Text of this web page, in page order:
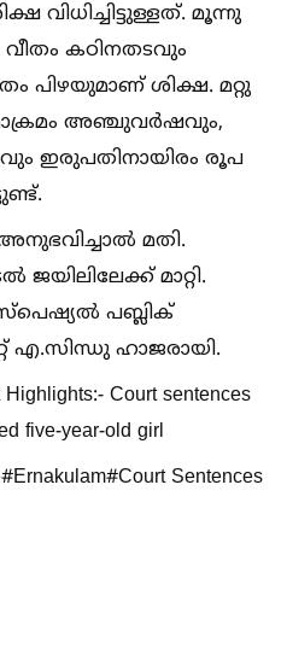
വിധിച്ചിട്ടുള്ളത്. മൂന്നു
കഠിനതടവും
പിഴയുമാണ് ശിക്ഷ. മറ്റു
അഞ്ചുവർഷവും,
ഇരുപതിനായിരം രൂപ
അനുഭവിച്ചാല്‍ മതി.
ജയിലിലേക്ക് മാറ്റി.
പബ്ലിക്
എ.സിന്ധു ഹാജരായി.
Court sentences
five-year-old girl
Sentences